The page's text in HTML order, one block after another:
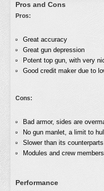
Pros and Cons
Pros:
Great accuracy
Great gun depression
Potent top gun, with very
Good credit maker due to
Cons:
Bad armor, sides are
No gun manlet, a limit to
Slower than its counterparts
Modules and crew
Performance